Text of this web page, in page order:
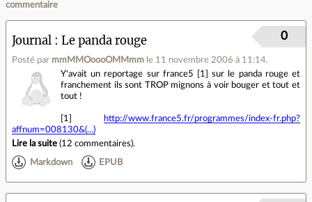
commentaire
Journal Le panda rouge
Posté par mmMMOoooOMMmm le 11 novembre 2006 à 11:14.
0
Y'avait un reportage sur france5 [1] sur le panda rouge et
franchement ils sont TROP mignons à voir bouger et tout et
tout !
[1]
http://www.france5.fr/programmes/index-fr.php?
affnum=008130&(...)
Lire la suite (12 commentaires).
Markdown EPUB